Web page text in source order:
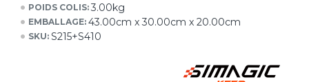
POIDS COLIS: 3.00kg
EMBALLAGE: 43.00cm x 30.00cm x 20.00cm
SKU: S215+S410